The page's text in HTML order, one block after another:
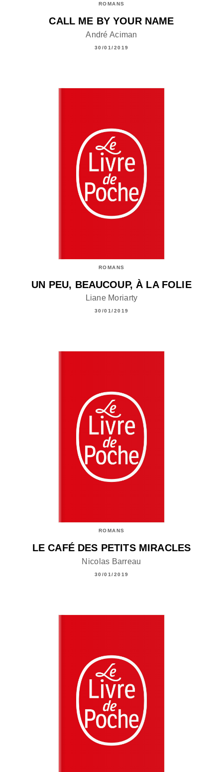
ROMANS
CALL ME BY YOUR NAME
André Aciman
30/01/2019
ROMANS
UN PEU, BEAUCOUP, À LA FOLIE
Liane Moriarty
30/01/2019
ROMANS
LE CAFÉ DES PETITS MIRACLES
Nicolas Barreau
30/01/2019